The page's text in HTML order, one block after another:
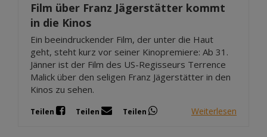
Film über Franz Jägerstätter kommt
in die Kinos
Ein beeindruckender Film, der unter die Haut
geht, steht kurz vor seiner Kinopremiere: Ab 31.
Jänner ist der Film des US-Regisseurs Terrence
Malick über den seligen Franz Jägerstätter in den
Kinos zu sehen.
Teilen Teilen Teilen Weiterlesen